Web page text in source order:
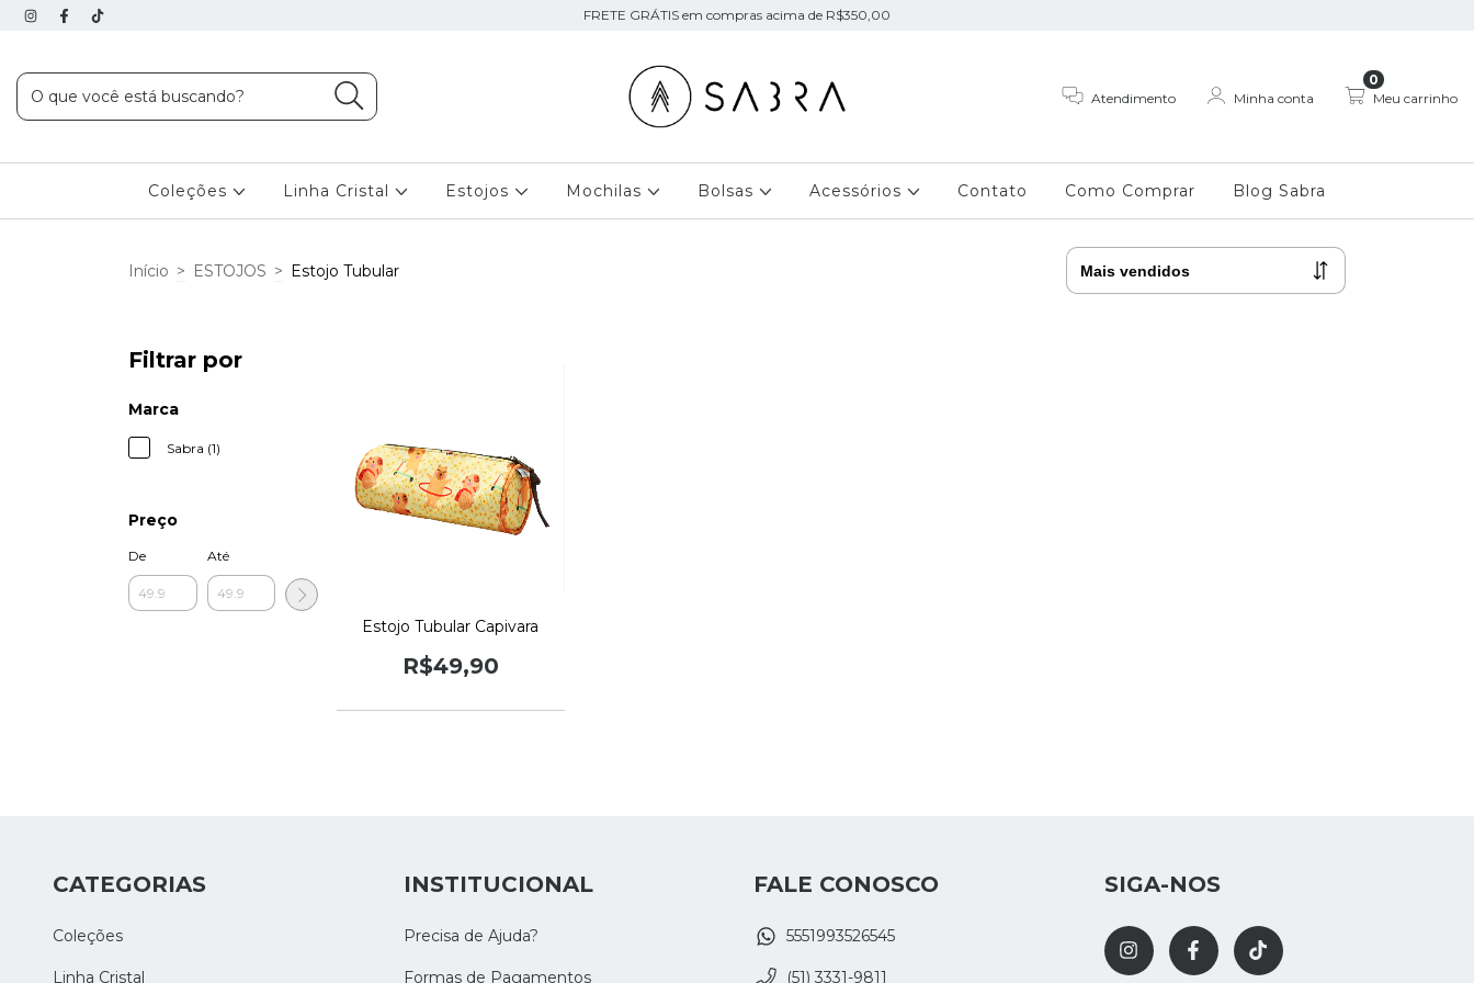
FRETE GRÁTIS em compras acima de R$350,00
Atendimento Minha conta Meu carrinho
0
Coleções Linha Cristal Estojos Mochilas Bolsas Acessórios Contato Como Comprar Blog Sabra
Início > ESTOJOS > Estojo Tubular
Filtrar por
Marca
Sabra (1)
Preço
De Até
Estojo Tubular Capivara
R$49,90
CATEGORIAS
Coleções
Linha Cristal
INSTITUCIONAL
Precisa de Ajuda?
Formas de Pagamentos
FALE CONOSCO
5551993526545
(51) 3331-9811
SIGA-NOS